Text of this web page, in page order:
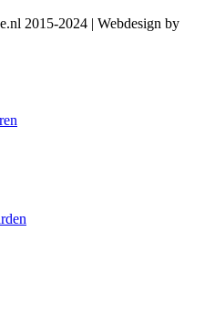
2015-2024 | Webdesign by